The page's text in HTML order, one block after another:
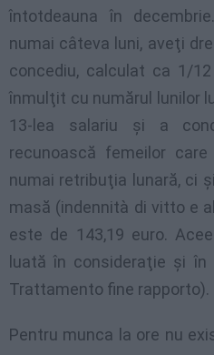
întotdeauna în
numai câteva luni, aveţi
concediu, calculat ca 1/
înmulţit cu numărul lunilor
13-lea salariu şi a
recunoască femeilor
numai retribuţia lunară, ci
masă (indennità di vitto e
este de 143,19 euro.
luată în consideraţie şi în
Trattamento fine rapporto).
Pentru munca la ore nu